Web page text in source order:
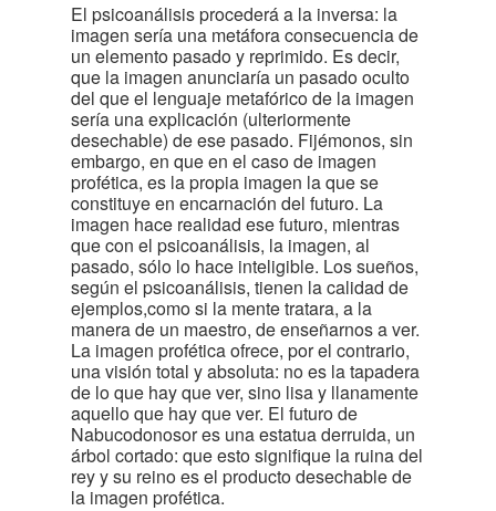
El psicoanálisis procederá a la inversa: la
imagen sería una metáfora consecuencia de
un elemento pasado y reprimido. Es decir,
que la imagen anunciaría un pasado oculto
del que el lenguaje metafórico de la imagen
sería una explicación (ulteriormente
desechable) de ese pasado. Fijémonos, sin
embargo, en que en el caso de imagen
profética, es la propia imagen la que se
constituye en encarnación del futuro. La
imagen hace realidad ese futuro, mientras
que con el psicoanálisis, la imagen, al
pasado, sólo lo hace inteligible. Los sueños,
según el psicoanálisis, tienen la calidad de
ejemplos,como si la mente tratara, a la
manera de un maestro, de enseñarnos a ver.
La imagen profética ofrece, por el contrario,
una visión total y absoluta: no es la tapadera
de lo que hay que ver, sino lisa y llanamente
aquello que hay que ver. El futuro de
Nabucodonosor es una estatua derruida, un
árbol cortado: que esto signifique la ruina del
rey y su reino es el producto desechable de
la imagen profética.